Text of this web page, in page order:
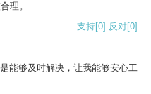
理。
支持[0] 反对[0]
能够及时解决，让我能够安心工